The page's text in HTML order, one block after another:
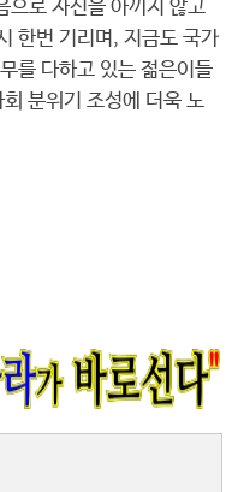
으로 자신을 아끼지 않고
한번 기리며, 지금도 국가
를 다하고 있는 젊은이들
분위기 조성에 더욱 노